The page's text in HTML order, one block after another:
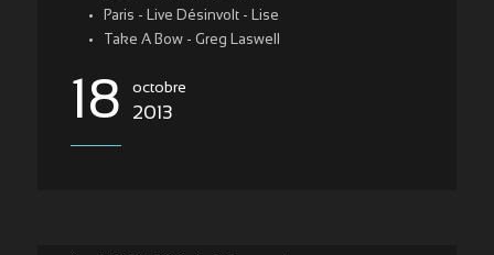
Paris - Live Désinvolt - Lise
Take A Bow - Greg Laswell
18 octobre
2013